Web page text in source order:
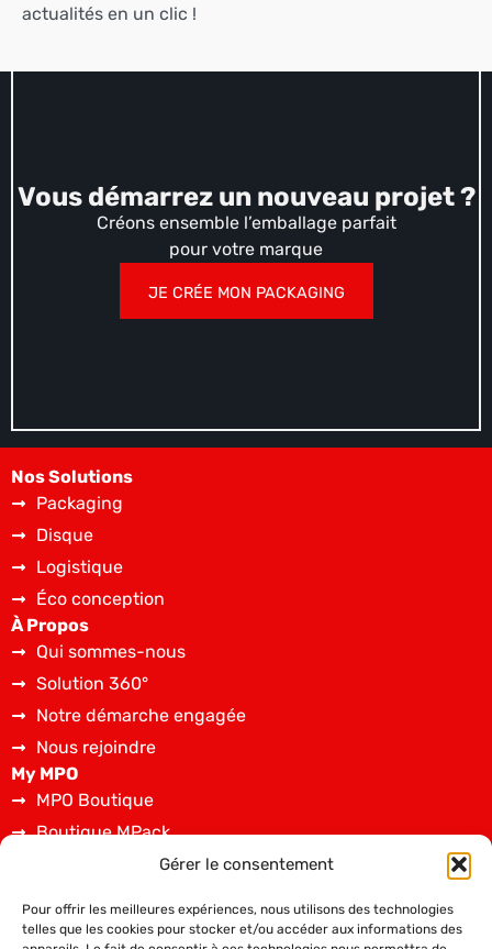
Gérer le consentement
Pour offrir les meilleures expériences, nous utilisons des technologies
telles que les cookies pour stocker et/ou accéder aux informations des
actualités en un clic !
Vous démarrez un nouveau projet ?
Créons ensemble l’emballage parfait
pour votre marque
JE CRÉE MON PACKAGING
Nos Solutions
Packaging
Disque
Logistique
Éco conception
À Propos
Qui sommes-nous
Solution 360°
Notre démarche engagée
Nous rejoindre
My MPO
MPO Boutique
Boutique MPack
Spécifications techniques
Contact